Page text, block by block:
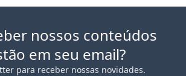
nossos conteúdos
em seu email?
para receber nossas novidades.